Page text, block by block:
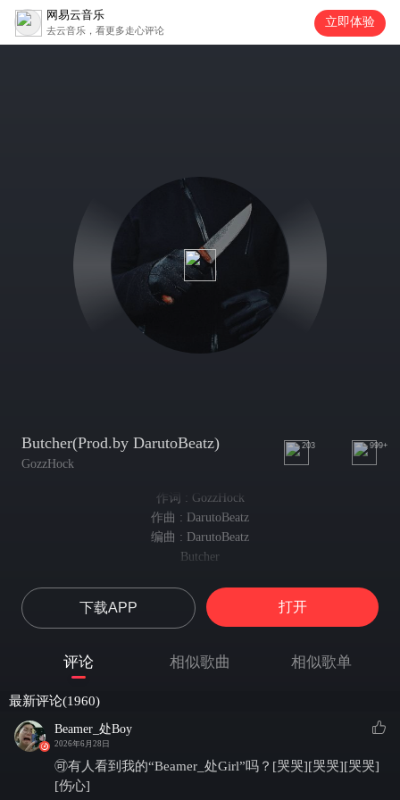
网易云音乐
去云音乐，看更多走心评论
立即体验
Butcher(Prod.by DarutoBeatz)
GozzHock
203 999+
作词 : GozzHock
作曲 : DarutoBeatz
编曲 : DarutoBeatz
Butcher
就像个屠夫
gonna chop chop
把你切成块
saying like that i’m awesome
holding on my saw
下载APP 打开
评论 相似歌曲 相似歌单
最新评论(1960)
Beamer_处Boy
2026年6月28日
🉑有人看到我的“Beamer_处Girl”吗？[哭哭][哭哭][哭哭]
[伤心]